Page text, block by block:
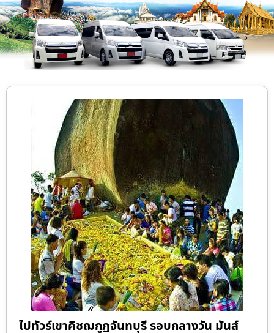
ไปทัวร์เขาคิชฌกูฏจันทบุรี รอบกลางวัน มันส์